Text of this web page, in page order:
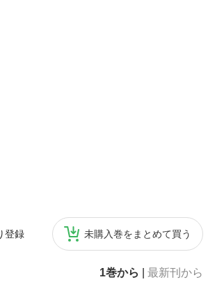
登録 未購入巻をまとめて買う
1巻から 最新刊から